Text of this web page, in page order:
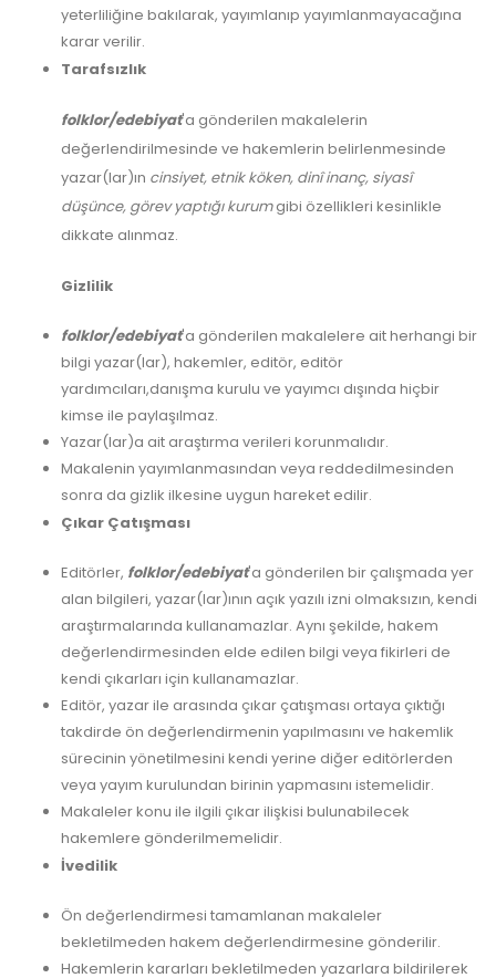
yeterliliğine bakılarak, yayımlanıp yayımlanmayacağına
karar verilir.
Tarafsızlık
folklor/edebiyat'a gönderilen makalelerin
değerlendirilmesinde ve hakemlerin belirlenmesinde
yazar(lar)ın cinsiyet, etnik köken, dinî inanç, siyasî
düşünce, görev yaptığı kurumgibi özellikleri kesinlikle
dikkate alınmaz.
Gizlilik
folklor/edebiyat'a gönderilen makalelere ait herhangi bir
bilgi yazar(lar), hakemler, editör, editör
yardımcıları,danışma kurulu ve yayımcı dışında hiçbir
kimse ile paylaşılmaz.
Yazar(lar)a ait araştırma verileri korunmalıdır.
Makalenin yayımlanmasından veya reddedilmesinden
sonra da gizlik ilkesine uygun hareket edilir.
Çıkar Çatışması
Editörler, folklor/edebiyat'a gönderilen bir çalışmada yer
alan bilgileri, yazar(lar)ının açık yazılı izni olmaksızın, kendi
araştırmalarında kullanamazlar. Aynı şekilde, hakem
değerlendirmesinden elde edilen bilgi veya fikirleri de
kendi çıkarları için kullanamazlar.
Editör, yazar ile arasında çıkar çatışması ortaya çıktığı
takdirde ön değerlendirmenin yapılmasını ve hakemlik
sürecinin yönetilmesini kendi yerine diğer editörlerden
veya yayım kurulundan birinin yapmasını istemelidir.
Makaleler konu ile ilgili çıkar ilişkisi bulunabilecek
hakemlere gönderilmemelidir.
İvedilik
Ön değerlendirmesi tamamlanan makaleler
bekletilmeden hakem değerlendirmesine gönderilir.
Hakemlerin kararları bekletilmeden yazarlara bildirilerek